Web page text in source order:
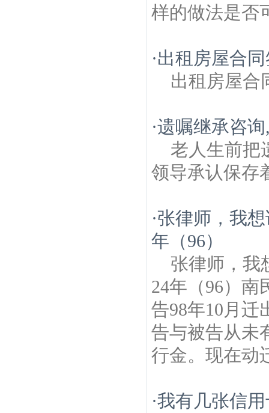
样的做法是否
·出租房屋合
出租房屋合
·遗嘱继承咨
老人生前把
领导承认保存
·张律师，我
年（96）
张律师，我
24年（96）南
告98年10月迁
告与被告从未
行金。现在动
·我有几张信